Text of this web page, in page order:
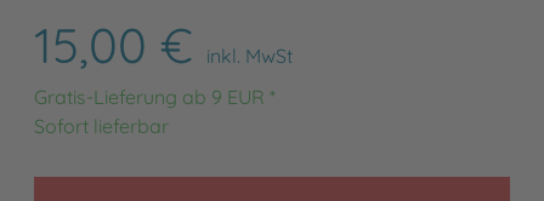
15,00 €
inkl. MwSt
Gratis-Lieferung ab 9 EUR *
Sofort lieferbar